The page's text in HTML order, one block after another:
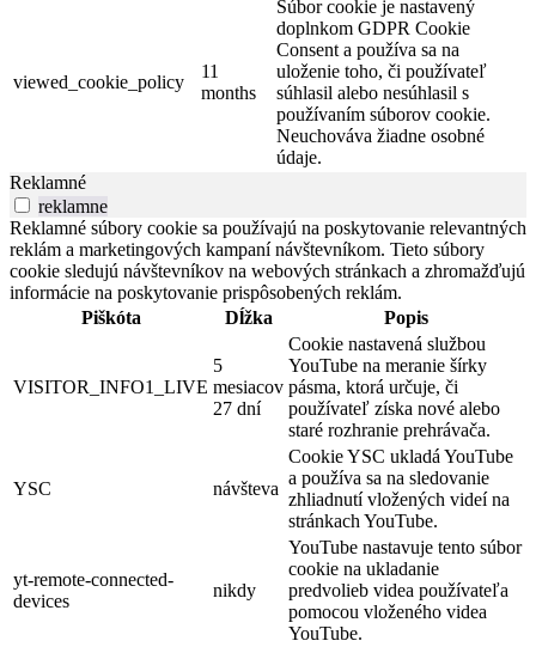
viewed_cookie_policy
11
months
Súbor cookie je nastavený
doplnkom GDPR Cookie
Consent a používa sa na
uloženie toho, či používateľ
súhlasil alebo nesúhlasil s
používaním súborov cookie.
Neuchováva žiadne osobné
údaje.
Reklamné
reklamne
Reklamné súbory cookie sa používajú na poskytovanie relevantných
reklám a marketingových kampaní návštevníkom. Tieto súbory
cookie sledujú návštevníkov na webových stránkach a zhromažďujú
informácie na poskytovanie prispôsobených reklám.
Piškóta
Dĺžka Popis
VISITOR_INFO1_LIVE
5
mesiacov
27 dní
Cookie nastavená službou
YouTube na meranie šírky
pásma, ktorá určuje, či
používateľ získa nové alebo
staré rozhranie prehrávača.
YSC návšteva
Cookie YSC ukladá YouTube
a používa sa na sledovanie
zhliadnutí vložených videí na
stránkach YouTube.
yt-remote-connected-
devices
nikdy
YouTube nastavuje tento súbor
cookie na ukladanie
predvolieb videa používateľa
pomocou vloženého videa
YouTube.